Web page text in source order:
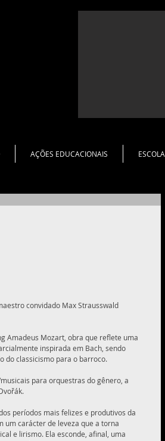
AÇÕES EDUCACIONAIS ESCOLA
convidado Max Strausswald
Amadeus Mozart, obra que reflete uma
inspirada em Bach, sendo
do classicismo para o barroco.
para orquestras do gênero, a
períodos mais felizes e produtivos da
um carácter de leveza que a torna
e lirismo. Ela esconde, afinal, uma